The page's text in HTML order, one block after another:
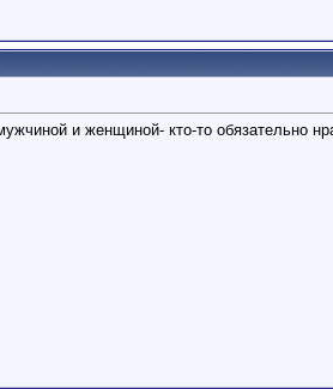
и женщиной- кто-то обязательно